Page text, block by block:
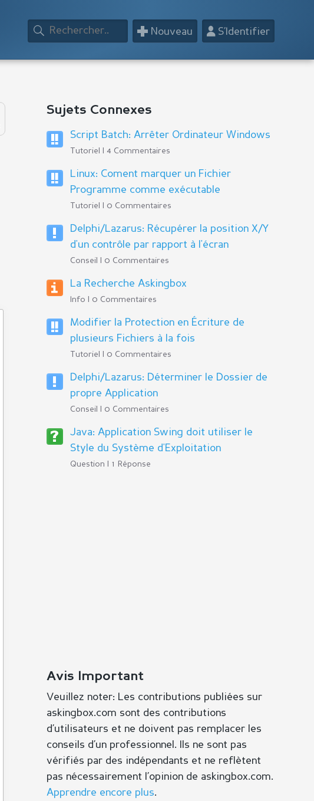
👤S’Identifier
+ Nouveau
Sujets Connexes
Script Batch: Arrêter Ordinateur Windows
Tutoriel | 4 Commentaires
Linux: Coment marquer un Fichier
Programme comme exécutable
Tutoriel | 0 Commentaires
Delphi/Lazarus: Récupérer la position X/Y
d'un contrôle par rapport à l'écran
Conseil | 0 Commentaires
La Recherche Askingbox
Info | 0 Commentaires
Modifier la Protection en Écriture de
plusieurs Fichiers à la fois
Tutoriel | 0 Commentaires
Delphi/Lazarus: Déterminer le Dossier de
propre Application
Conseil | 0 Commentaires
Java: Application Swing doit utiliser le
Style du Système d'Exploitation
Question | 1 Réponse
Avis Important
Veuillez noter: Les contributions publiées sur
askingbox.com sont des contributions
d’utilisateurs et ne doivent pas remplacer les
conseils d’un professionnel. Ils ne sont pas
vérifiés par des indépendants et ne reflètent
pas nécessairement l’opinion de askingbox.com.
Apprendre encore plus.